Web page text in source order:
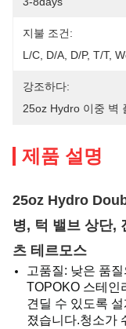
지불 조건:
L/C, D/A, D/P, T/T,
강조하다:
25oz Hydro 이중 벽
제품 설명
25oz Hydro
병, 턱 밸브 상단,
츠 테르모스
고품질: 낮은 품
TOPOKO 스테인
견딜 수 있도록
졌습니다.청소가